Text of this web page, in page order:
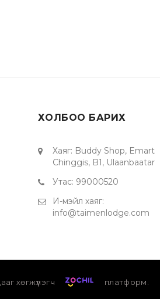
ХОЛБОО БАРИХ
Хаяг: Buddy Shop, Emart
Chinggis, B1, Ulaanbaatar
Утас: 99000520
И-мэйл хаяг:
info@taimenlodge.com
хөгжүүлэгч платформ.